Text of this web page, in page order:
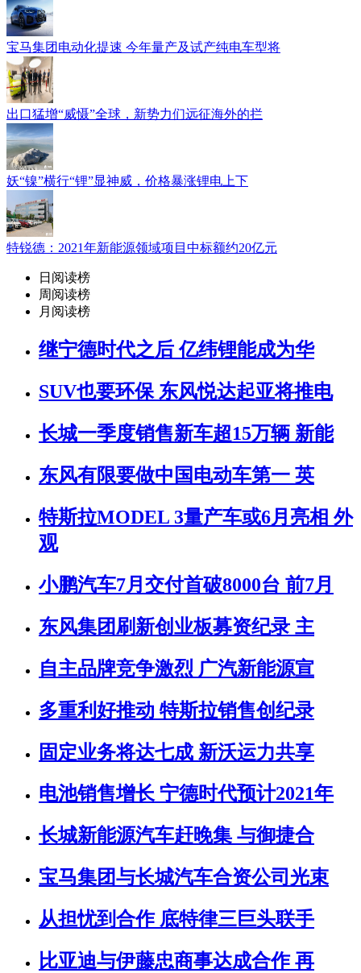
宝马集团电动化提速 今年量产及试产纯电车型将
出口猛增“威慑”全球，新势力们远征海外的拦
妖“镍”横行“锂”显神威，价格暴涨锂电上下
特锐德：2021年新能源领域项目中标额约20亿元
日阅读榜
周阅读榜
月阅读榜
继宁德时代之后 亿纬锂能成为华
SUV也要环保 东风悦达起亚将推电
长城一季度销售新车超15万辆 新能
东风有限要做中国电动车第一 英
特斯拉MODEL 3量产车或6月亮相 外
观
小鹏汽车7月交付首破8000台 前7月
东风集团刷新创业板募资纪录 主
自主品牌竞争激烈 广汽新能源宣
多重利好推动 特斯拉销售创纪录
固定业务将达七成 新沃运力共享
电池销售增长 宁德时代预计2021年
长城新能源汽车赶晚集 与御捷合
宝马集团与长城汽车合资公司光束
从担忧到合作 底特律三巨头联手
比亚迪与伊藤忠商事达成合作 再